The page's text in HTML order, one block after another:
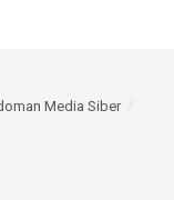
Media Siber